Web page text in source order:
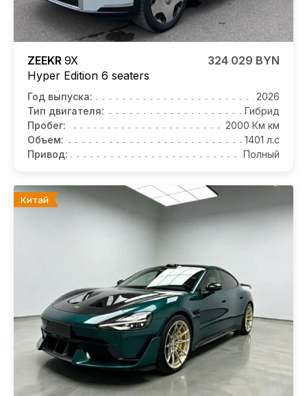
ZEEKR 9X
Hyper Edition 6 seaters
324 029 BYN
Год выпуска:
2026
Тип двигателя:
Гибрид
Пробег:
2000 Км км
Объем:
1401 л.с
Привод:
Полный
Китай